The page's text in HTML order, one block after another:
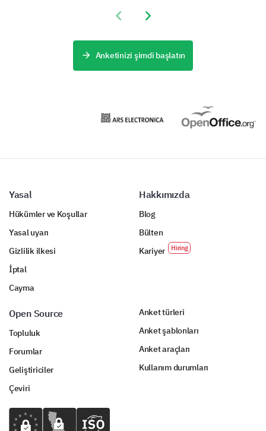
Very Satisfied
Satisfied
A Few More Details About You
To better understand your feedback, a few questions
What is your age group?
Previous slide
Next slide
Anketinizi şimdi başlatın
Yasal
Hükümler ve Koşullar
Yasal uyarı
Gizlilik ilkesi
İptal
Cayma
Hakkımızda
Blog
Bülten
Kariyer
Open Source
Topluluk
Forumlar
Geliştiriciler
Çeviri
Anket türleri
Anket şablonları
Anket araçları
Kullanım durumları